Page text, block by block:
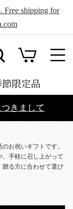
Free shipping for
限定品
きまして
お祝いギフトです。
手軽に召し上がって
贈る方に合わせて選び